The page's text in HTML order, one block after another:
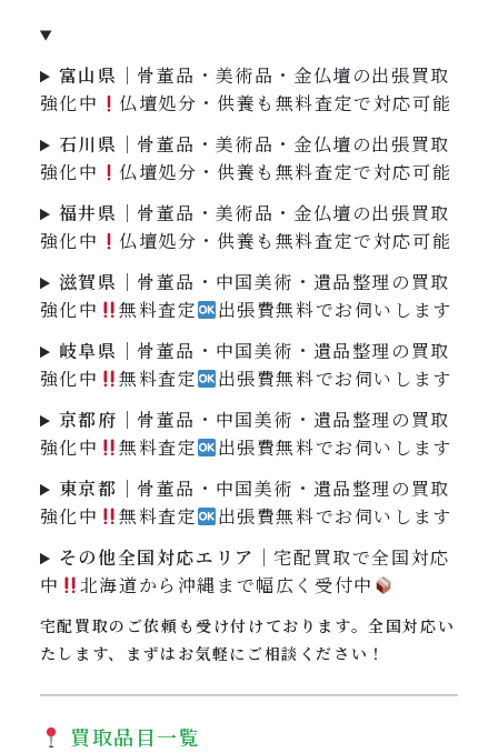
富山県 ｜骨董品・美術品・金仏壇の出張買取
強化中
仏壇処分・供養も無料査定で対応可能
石川県 ｜骨董品・美術品・金仏壇の出張買取
強化中
仏壇処分・供養も無料査定で対応可能
福井県 ｜骨董品・美術品・金仏壇の出張買取
強化中
仏壇処分・供養も無料査定で対応可能
滋賀県 ｜骨董品・中国美術・遺品整理の買取
強化中
無料査定
出張費無料でお伺いします
岐阜県 ｜骨董品・中国美術・遺品整理の買取
強化中
無料査定
出張費無料でお伺いします
京都府 ｜骨董品・中国美術・遺品整理の買取
強化中
無料査定
出張費無料でお伺いします
東京都 ｜骨董品・中国美術・遺品整理の買取
強化中
無料査定
出張費無料でお伺いします
その他全国対応エリア ｜宅配買取で全国対応
中
北海道から沖縄まで幅広く受付中
宅配買取のご依頼も受け付けております。全国対応い
たします、まずはお気軽にご相談ください！
買取品目一覧